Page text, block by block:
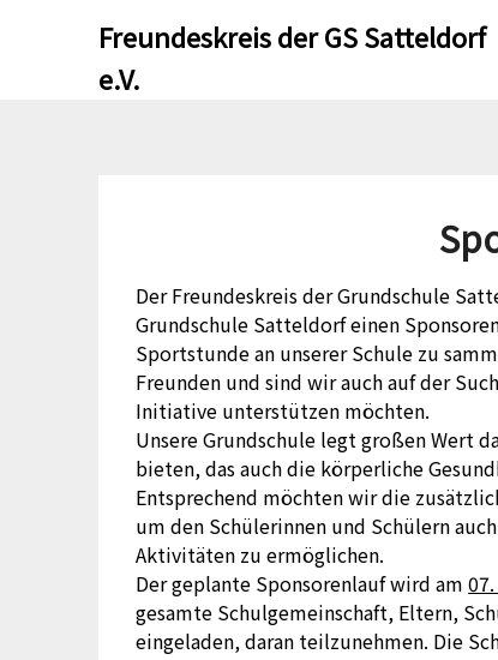
Freundeskreis der GS Satteldorf
e.V.
Der Freundeskreis der Grundschule
Grundschule Satteldorf einen
Sportstunde an unserer Schule zu
Freunden und sind wir auch auf der
Initiative unterstützen möchten.
Unsere Grundschule legt großen Wert
bieten, das auch die körperliche
Entsprechend möchten wir die
um den Schülerinnen und Schülern
Aktivitäten zu ermöglichen.
Der geplante Sponsorenlauf wird am
gesamte Schulgemeinschaft, Eltern,
eingeladen, daran teilzunehmen. Die